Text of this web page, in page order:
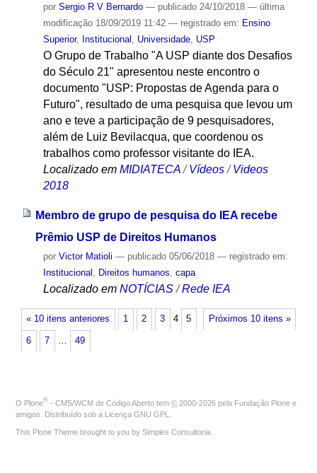
por Sergio R V Bernardo — publicado24/10/2018 — última
modificação18/09/2019 11:42 — registrado em: Ensino
Superior, Institucional Universidade, USP
O Grupo de Trabalho "A USP diante dos Desafios
do Século 21" apresentou neste encontro o
documento "USP: Propostas de Agenda para o
Futuro", resultado de uma pesquisa que levou um
ano e teve a participação de 9 pesquisadores,
além de Luiz Bevilacqua, que coordenou os
trabalhos como professor visitante do IEA.
Localizado em MIDIATECA /Vídeos /Videos
2018
Membro de grupo de pesquisa do IEA recebe
Prêmio USP de Direitos Humanos
por Victor Matioli — publicado05/06/2018 — registrado em:
Institucional , Direitos humanos, capa
Localizado em NOTÍCIAS /Rede IEA
« 10 itens anteriores Próximos 10 itens »
1 2 3 4 5
6 7 … 49
O Plone® - CMS/WCM de Código Aberto tem © 2000-2026 pela Fundação Plone e
amigos. Distribuído sob a Licença GNU GPL
This Plone Theme brought to you by Simples Consultoria